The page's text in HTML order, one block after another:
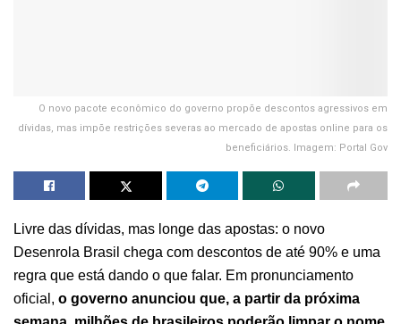
O novo pacote econômico do governo propõe descontos agressivos em
dívidas, mas impõe restrições severas ao mercado de apostas online para os
beneficiários. Imagem: Portal Gov
Livre das dívidas, mas longe das apostas: o novo
Desenrola Brasil chega com descontos de até 90% e uma
regra que está dando o que falar. Em pronunciamento
oficial, o governo anunciou que, a partir da próxima